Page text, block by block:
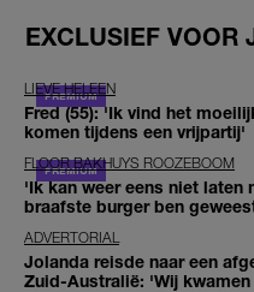
EXCLUSIEF VOOR
LIEVE HELEEN
Fred (55): 'Ik vind het
komen tijdens een vrijpartij'
FLOOR BAKHUYS ROOZEBOOM
'Ik kan weer eens niet laten
braafste burger ben
ADVERTORIAL
Jolanda reisde naar een
Zuid-Australië: 'Wij